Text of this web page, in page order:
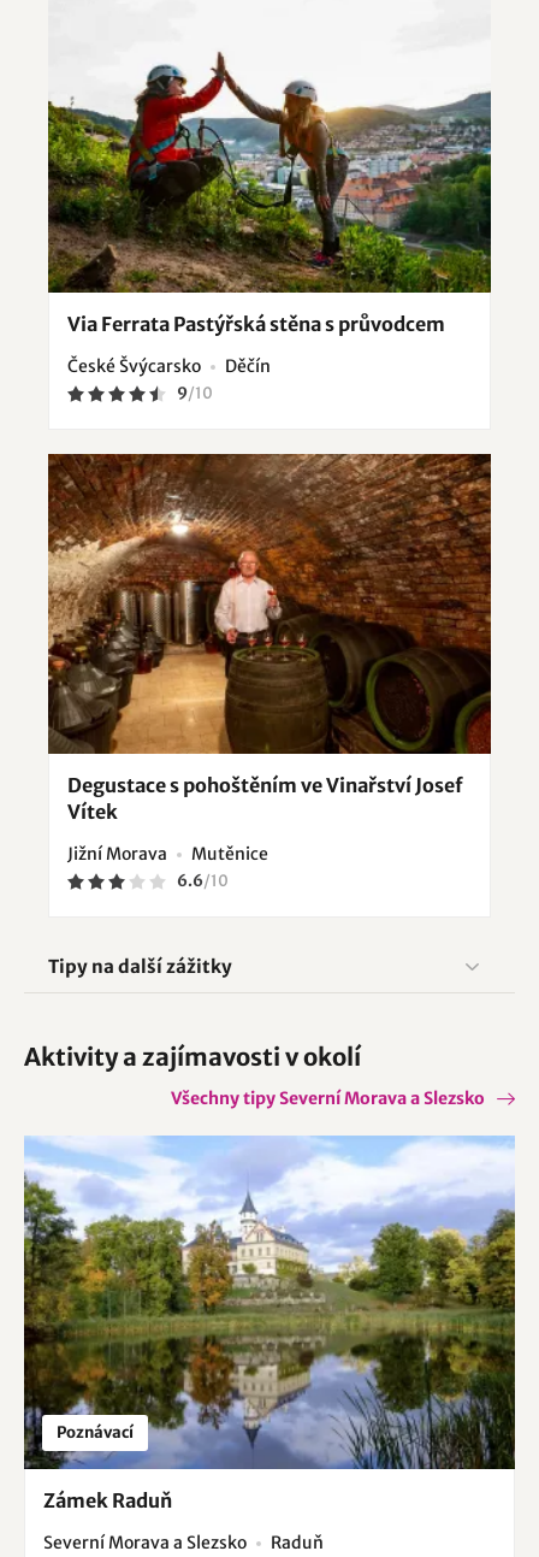
Via Ferrata Pastýřská stěna s průvodcem
České Švýcarsko Děčín
9/10
Degustace s pohoštěním ve Vinařství Josef
Vítek
Jižní Morava Mutěnice
6.6/10
Tipy na další zážitky
Aktivity a zajímavosti v okolí
Všechny tipy Severní Morava a Slezsko
Poznávací
Zámek Raduň
Severní Morava a Slezsko Raduň